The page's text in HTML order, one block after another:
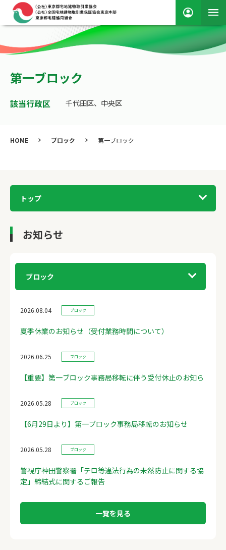
第一ブロック
該当行政区 千代田区、中央区
HOME ブロック 第一ブロック
トップ
お知らせ
ブロック
2026.08.04 ブロック
夏季休業のお知らせ（受付業務時間について）
2026.06.25 ブロック
【重要】第一ブロック事務局移転に伴う受付休止のお知ら
2026.05.28 ブロック
【6月29日より】第一ブロック事務局移転のお知らせ
2026.05.28 ブロック
警視庁神田警察署「テロ等違法行為の未然防止に関する協
定」締結式に関するご報告
一覧を見る